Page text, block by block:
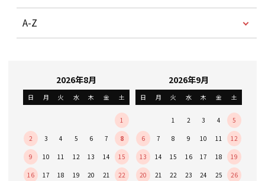
A-Z
2026年8月
日 月 火 水 木 金 土
1
2 3 4 5 6 7 8
9 10 11 12 13 14 15
16 17 18 19 20 21 22
2026年9月
日 月 火 水 木 金 土
1 2 3 4 5
6 7 8 9 10 11 12
13 14 15 16 17 18 19
20 21 22 23 24 25 26